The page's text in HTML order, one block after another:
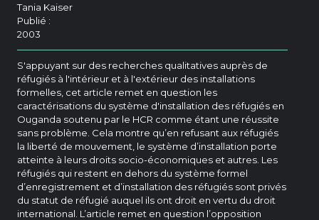
Tania Kaiser
Publié :
2003
S'appuyant sur des recherches qualitatives auprès de
réfugiés à l'intérieur et à l'extérieur des installations
formelles, cet article remet en question les
caractérisations du système d'installation des réfugiés en
Ouganda soutenu par le HCR comme étant une réussite
sans problème. Cela montre qu’en refusant aux réfugiés
la liberté de mouvement, le système d’installation porte
atteinte à leurs droits socio-économiques et autres. Les
réfugiés qui restent en dehors du système formel
d’enregistrement et d’installation des réfugiés sont privés
du statut de réfugié auquel ils ont droit en vertu du droit
international. L’article remet en question l’opposition